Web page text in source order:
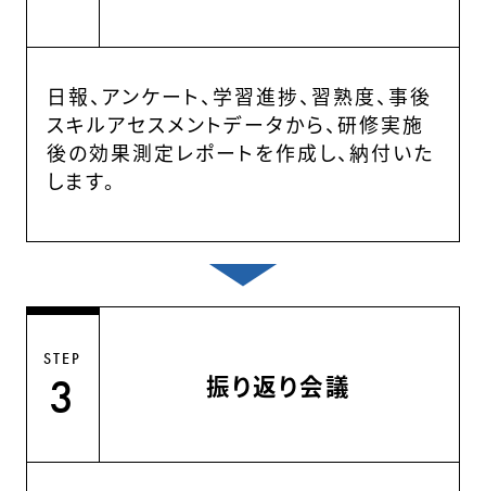
日報、アンケート、学習進捗、習熟度、事後
スキルアセスメントデータから、研修実施
後の効果測定レポートを作成し、納付いた
します。
STEP
3 振り返り会議